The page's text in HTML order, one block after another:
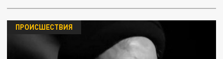
ПРОИСШЕСТВИЯ